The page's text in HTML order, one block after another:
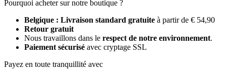
Pourquoi acheter sur notre boutique ?
Belgique : Livraison standard gratuite à partir de € 54,90
Retour gratuit
Nous travaillons dans le respect de notre environnement.
Paiement sécurisé avec cryptage SSL
Payez en toute tranquillité avec